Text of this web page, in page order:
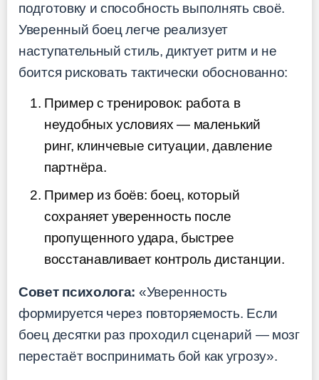
подготовку и способность выполнять своё.
Уверенный боец легче реализует
наступательный стиль, диктует ритм и не
боится рисковать тактически обоснованно:
Пример с тренировок: работа в
неудобных условиях — маленький
ринг, клинчевые ситуации, давление
партнёра.
Пример из боёв: боец, который
сохраняет уверенность после
пропущенного удара, быстрее
восстанавливает контроль дистанции.
Совет психолога: «Уверенность
формируется через повторяемость. Если
боец десятки раз проходил сценарий — мозг
перестаёт воспринимать бой как угрозу».